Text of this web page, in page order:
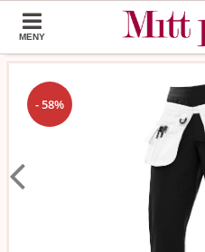
MENY
- 58%